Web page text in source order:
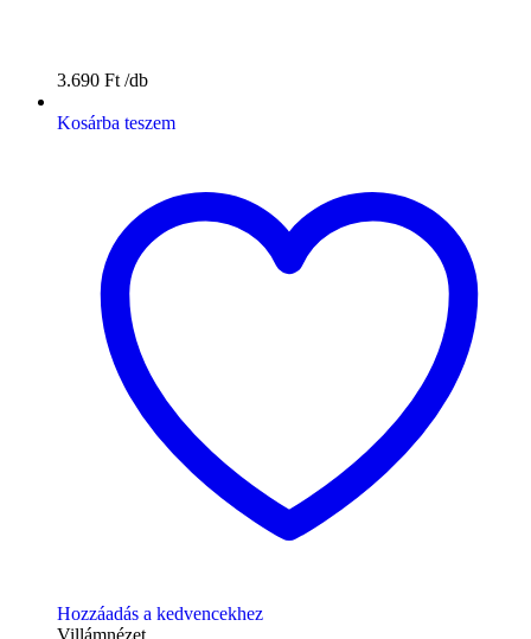
3.690 Ft
Kosárba teszem
Hozzáadás a kedvencekhez
Villámnézet